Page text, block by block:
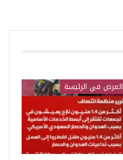
العرض في الرئيسة